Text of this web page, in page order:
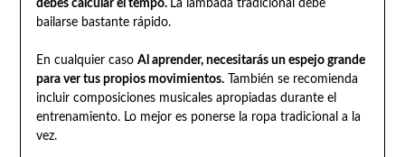
debes calcular el tempo. La lambada tradicional debe
bailarse bastante rápido.
En cualquier caso Al aprender, necesitarás un espejo grande
para ver tus propios movimientos.También se recomienda
incluir composiciones musicales apropiadas durante el
entrenamiento. Lo mejor es ponerse la ropa tradicional a la
vez.